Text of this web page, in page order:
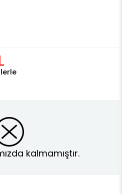
kalmamıştır.